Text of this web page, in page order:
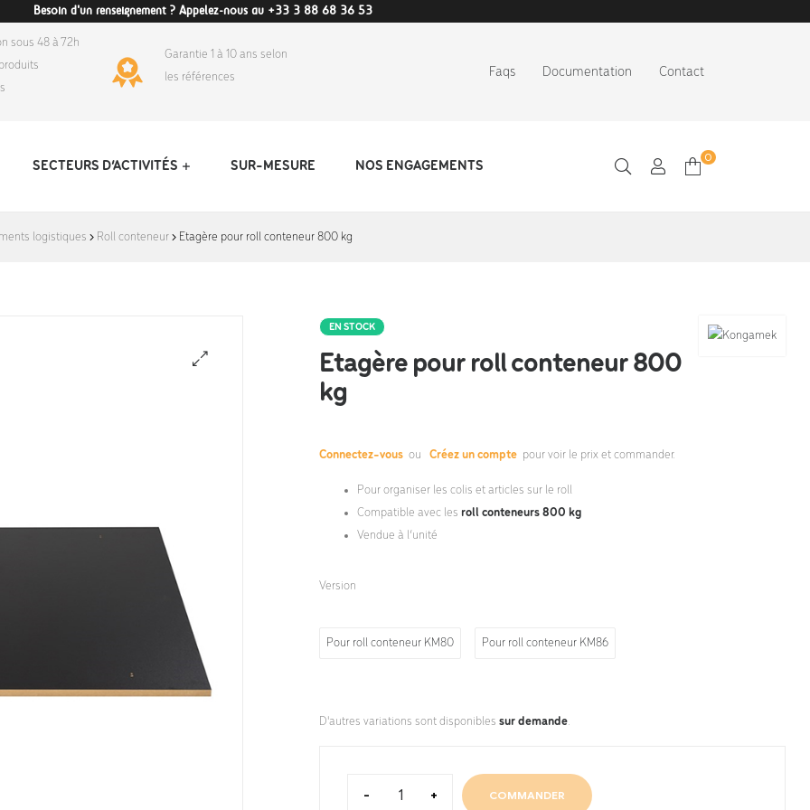
Besoin d'un renseignement ? Appelez-nous au +33 3 88 68 36 53
sous 48 à 72h
Garantie 1 à 10 ans selon
les références
Faqs Documentation Contact
SECTEURS D’ACTIVITÉS SUR-MESURE NOS ENGAGEMENTS
0
logistiques Roll conteneur Etagère pour roll conteneur 800 kg
EN STOCK
Etagère pour roll conteneur 800
kg
Connectez-vous ou Créez un compte pour voir le prix et commander.
Pour organiser les colis et articles sur le roll
Compatible avec les roll conteneurs 800 kg
Vendue à l’unité
Version
Pour roll conteneur KM80 Pour roll conteneur KM86
D'autres variations sont disponibles sur demande.
- + COMMANDER